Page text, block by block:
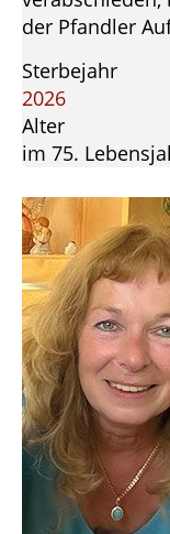
der Pfandler
Sterbejahr
2026
Alter
im 75.